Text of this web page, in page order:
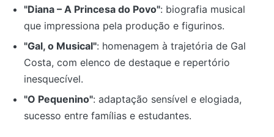
"Diana – A Princesa do Povo": biografia musical
que impressiona pela produção e figurinos.
"Gal, o Musical": homenagem à trajetória de Gal
Costa, com elenco de destaque e repertório
inesquecível.
"O Pequenino": adaptação sensível e elogiada,
sucesso entre famílias e estudantes.